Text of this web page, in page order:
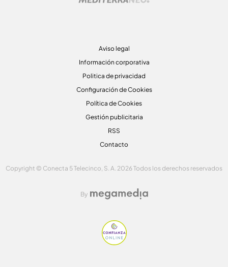
Aviso legal
Información corporativa
Politica de privacidad
Configuración de Cookies
Política de Cookies
Gestión publicitaria
RSS
Contacto
Copyright © Conecta 5 Telecinco, S. A. 2026 Todos los derechos reservados
By